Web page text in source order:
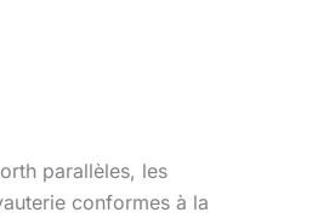
parallèles, les
conformes à la